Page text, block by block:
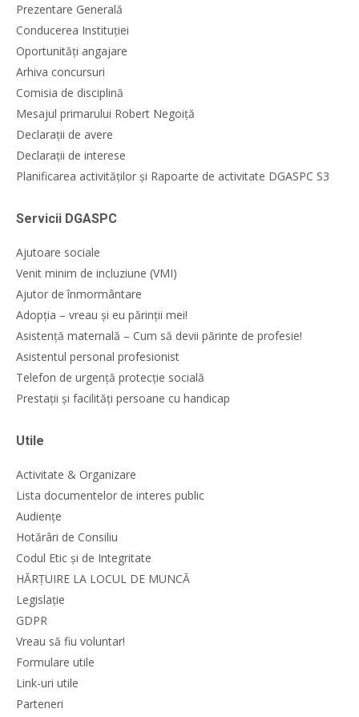
Prezentare Generală
Conducerea Instituției
Oportunități angajare
Arhiva concursuri
Comisia de disciplină
Mesajul primarului Robert Negoiță
Declarații de avere
Declarații de interese
Planificarea activităților și Rapoarte de activitate DGASPC S3
Servicii DGASPC
Ajutoare sociale
Venit minim de incluziune (VMI)
Ajutor de înmormântare
Adopția – vreau și eu părinții mei!
Asistență maternală – Cum să devii părinte de profesie!
Asistentul personal profesionist
Telefon de urgență protecție socială
Prestații și facilități persoane cu handicap
Utile
Activitate & Organizare
Lista documentelor de interes public
Audiențe
Hotărâri de Consiliu
Codul Etic și de Integritate
HĂRȚUIRE LA LOCUL DE MUNCĂ
Legislație
GDPR
Vreau să fiu voluntar!
Formulare utile
Link-uri utile
Parteneri